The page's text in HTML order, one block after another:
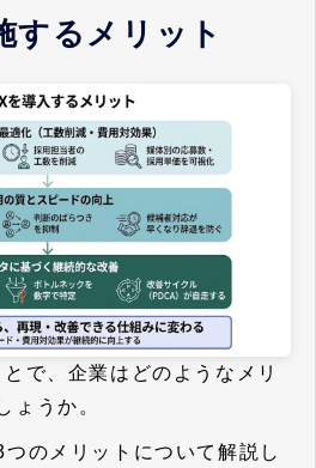
するメリット
で、企業はどのようなメリ
ょうか。
のメリットについて解説し